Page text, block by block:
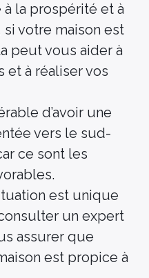
la prospérité et à
si votre maison est
peut vous aider à
à réaliser vos
d’avoir une
vers le sud-
ce sont les
est unique
un expert
assurer que
est propice à